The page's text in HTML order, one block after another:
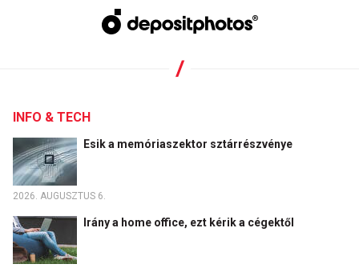
INFO & TECH
Esik a memóriaszektor sztárrészvénye
2026. AUGUSZTUS 6.
Irány a home office, ezt kérik a cégektől